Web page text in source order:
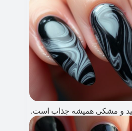
و مشکی همیشه جذاب است.